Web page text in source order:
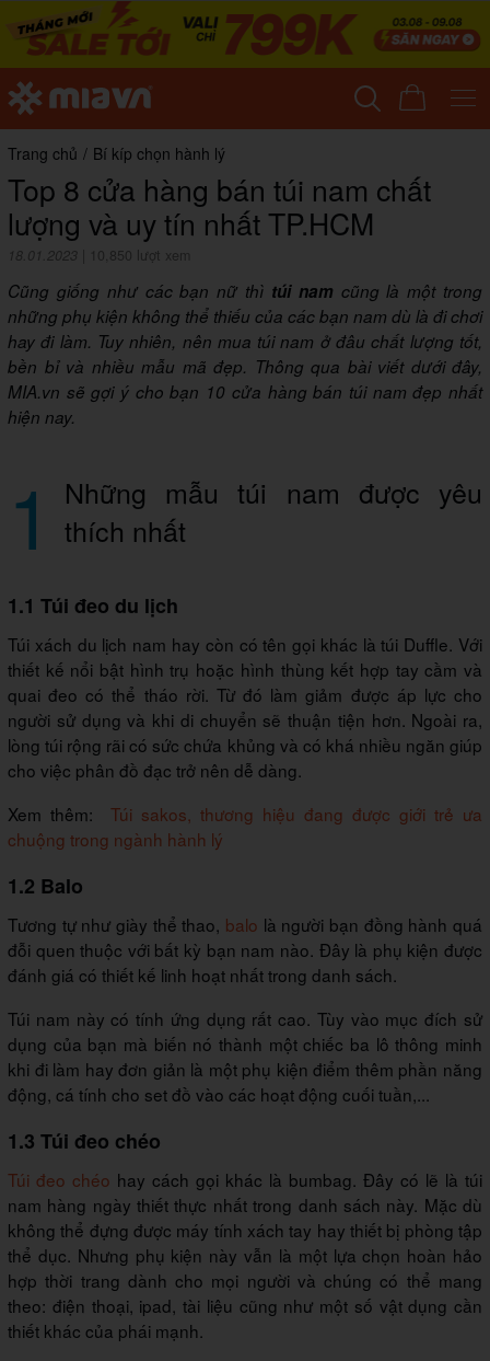
Trang chủ / Bí kíp chọn hành lý
Top 8 cửa hàng bán túi nam chất
lượng và uy tín nhất TP.HCM
18.01.2023 10,850 lượt xem
Cũng giống như các bạn nữ thì túi nam cũng là một trong
những phụ kiện không thể thiếu của các bạn nam dù là đi chơi
hay đi làm. Tuy nhiên, nên mua túi nam ở đâu chất lượng tốt,
bền bỉ và nhiều mẫu mã đẹp. Thông qua bài viết dưới đây,
MIA.vn sẽ gợi ý cho bạn 10 cửa hàng bán túi nam đẹp nhất
hiện nay.
1
Những mẫu túi nam được yêu
thích nhất
1.1 Túi đeo du lịch
Túi xách du lịch nam hay còn có tên gọi khác là túi Duffle. Với
thiết kế nổi bật hình trụ hoặc hình thùng kết hợp tay cầm và
quai đeo có thể tháo rời. Từ đó làm giảm được áp lực cho
người sử dụng và khi di chuyển sẽ thuận tiện hơn. Ngoài ra,
lòng túi rộng rãi có sức chứa khủng và có khá nhiều ngăn giúp
cho việc phân đồ đạc trở nên dễ dàng.
Xem thêm: Túi sakos, thương hiệu đang được giới trẻ ưa
chuộng trong ngành hành lý
1.2 Balo
Tương tự như giày thể thao, balo là người bạn đồng hành quá
đỗi quen thuộc với bất kỳ bạn nam nào. Đây là phụ kiện được
đánh giá có thiết kế linh hoạt nhất trong danh sách.
Túi nam này có tính ứng dụng rất cao. Tùy vào mục đích sử
dụng của bạn mà biến nó thành một chiếc ba lô thông minh
khi đi làm hay đơn giản là một phụ kiện điểm thêm phần năng
động, cá tính cho set đồ vào các hoạt động cuối tuần,...
1.3 Túi đeo chéo
Túi đeo chéo hay cách gọi khác là bumbag. Đây có lẽ là túi
nam hàng ngày thiết thực nhất trong danh sách này. Mặc dù
không thể đựng được máy tính xách tay hay thiết bị phòng tập
thể dục. Nhưng phụ kiện này vẫn là một lựa chọn hoàn hảo
hợp thời trang dành cho mọi người và chúng có thể mang
theo: điện thoại, ipad, tài liệu cũng như một số vật dụng cần
thiết khác của phái mạnh.